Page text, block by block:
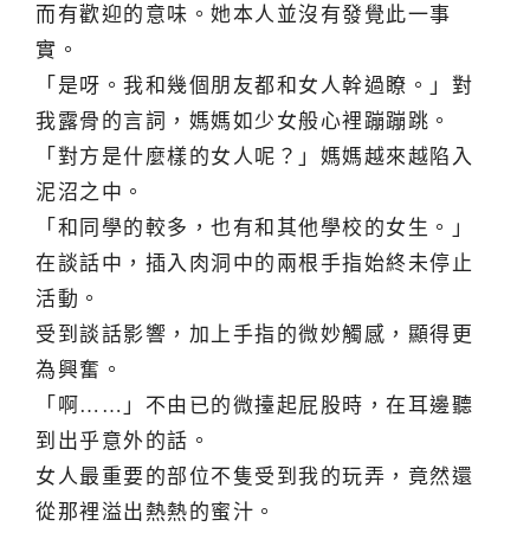
而有歡迎的意味。她本人並沒有發覺此一事
實。
「是呀。我和幾個朋友都和女人幹過瞭。」對
我露骨的言詞，媽媽如少女般心裡蹦蹦跳。
「對方是什麼樣的女人呢？」媽媽越來越陷入
泥沼之中。
「和同學的較多，也有和其他學校的女生。」
在談話中，插入肉洞中的兩根手指始終未停止
活動。
受到談話影響，加上手指的微妙觸感，顯得更
為興奮。
「啊……」不由已的微擡起屁股時，在耳邊聽
到出乎意外的話。
女人最重要的部位不隻受到我的玩弄，竟然還
從那裡溢出熱熱的蜜汁。